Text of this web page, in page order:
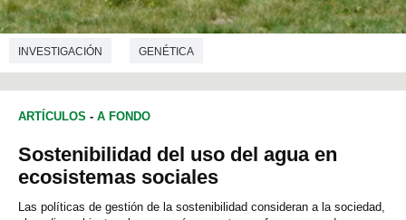
INVESTIGACIÓN GENÉTICA
TECNOLOGÍA DE LOS ALIMENTOS
ARTÍCULOS - A FONDO
Sostenibilidad del uso del agua en
ecosistemas sociales
Las políticas de gestión de la sostenibilidad consideran a la sociedad,